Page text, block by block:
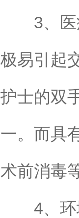
3、医疗
极易引起
护士的双
一。而具
术前消毒
4、环境